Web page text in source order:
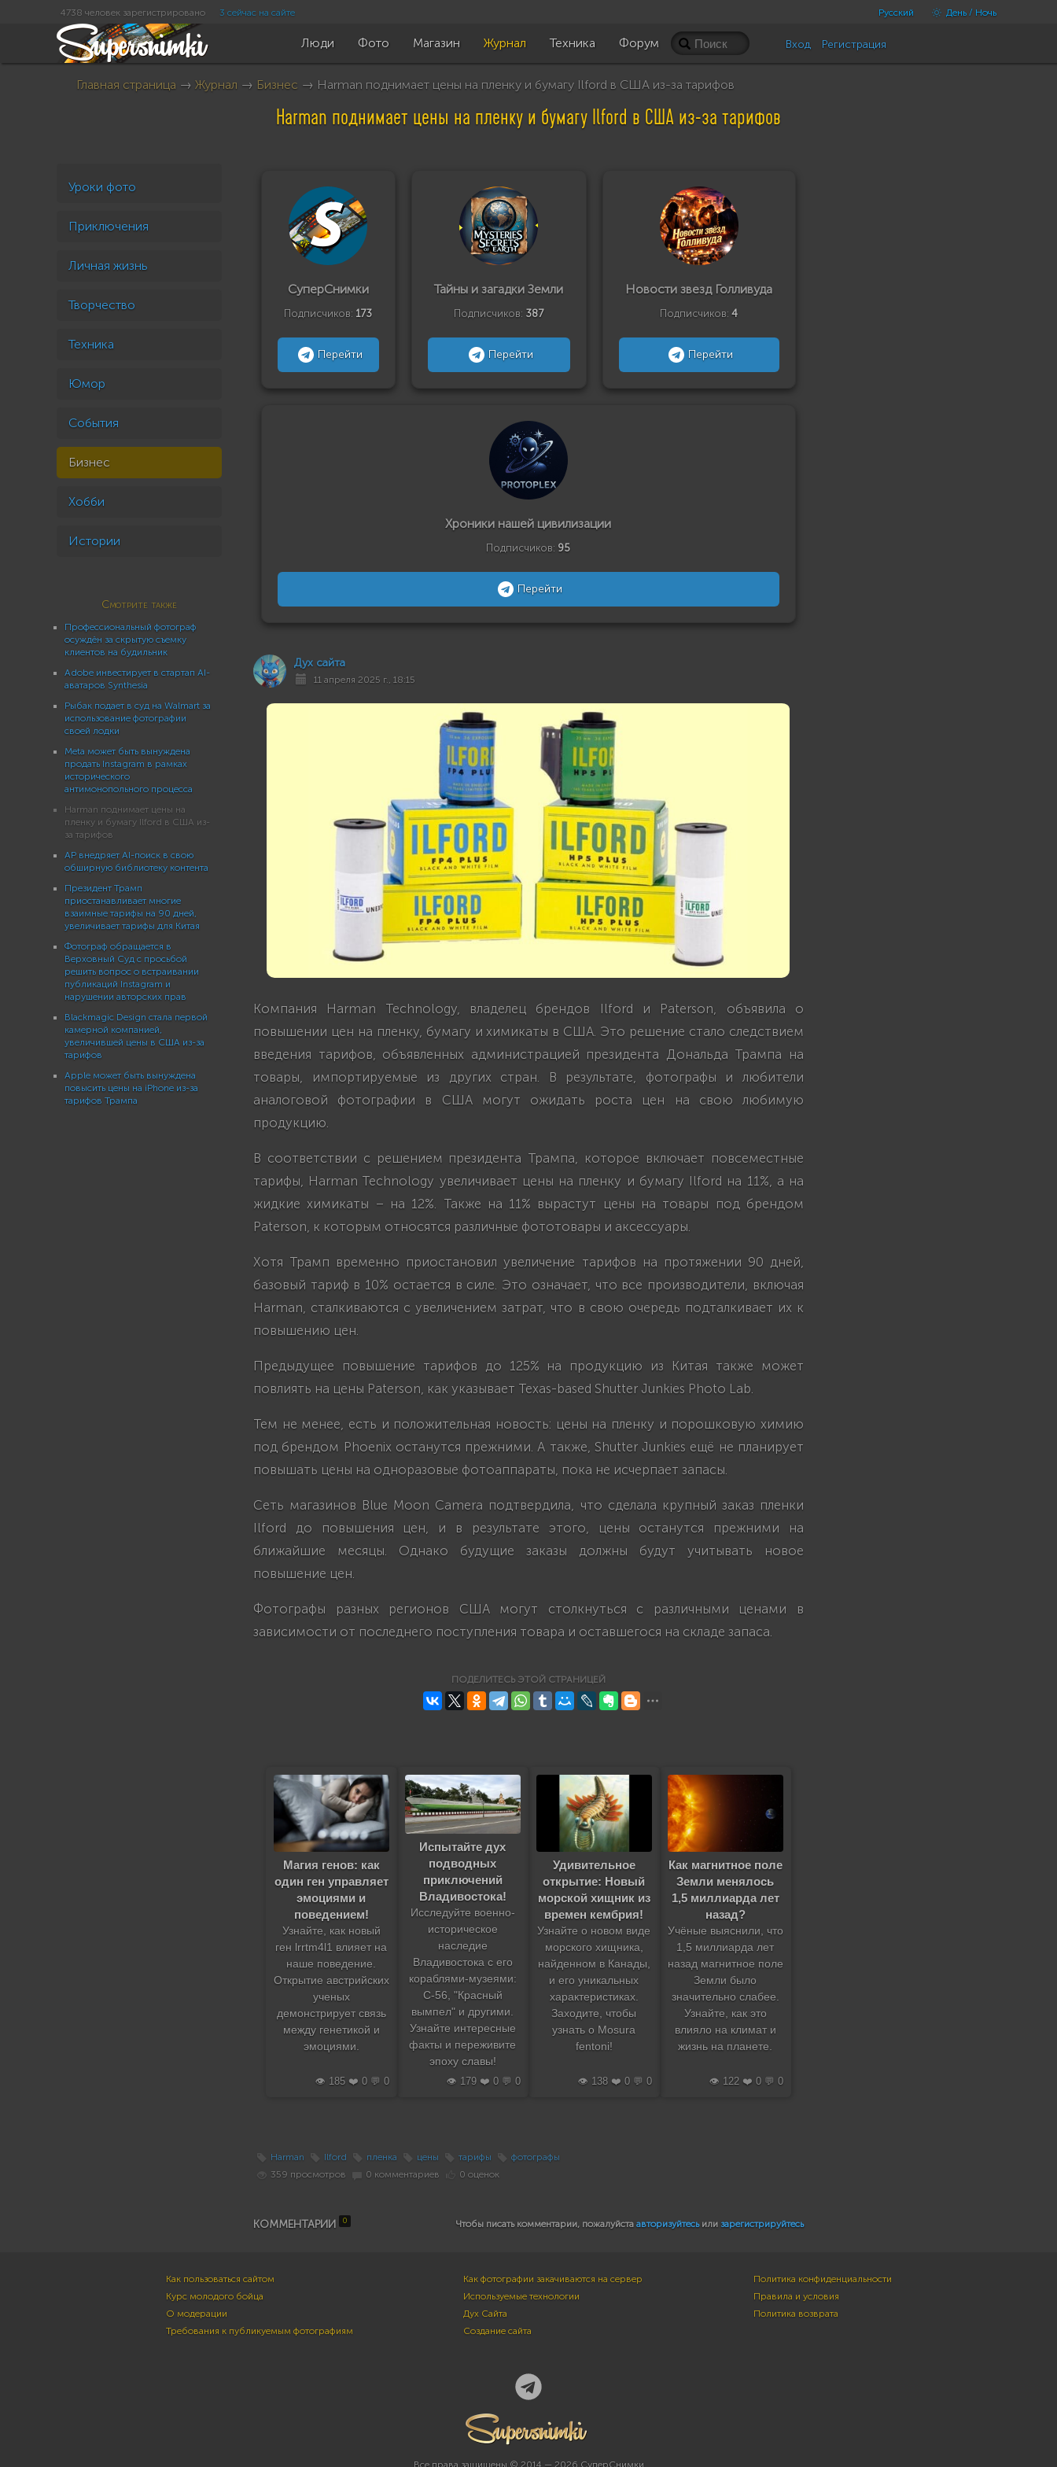
Русский День / Ночь
4738 человек зарегистрировано 3 сейчас на сайте
Люди Фото Магазин Журнал Техника Форум Вход Регистрация
Главная страница → Журнал → Бизнес → Harman поднимает цены на пленку и бумагу Ilford в США из-за тарифов
Harman поднимает цены на пленку и бумагу Ilford в США из-за тарифов
Уроки фото
Приключения
Личная жизнь
Творчество
Техника
Юмор
События
Бизнес
Хобби
Истории
Смотрите также
Профессиональный фотограф
осуждён за скрытую съемку
клиентов на будильник
Adobe инвестирует в стартап AI-
аватаров Synthesia
Рыбак подает в суд на Walmart за
использование фотографии
своей лодки
Meta может быть вынуждена
продать Instagram в рамках
исторического
антимонопольного процесса
Harman поднимает цены на
пленку и бумагу Ilford в США из-
за тарифов
AP внедряет AI-поиск в свою
обширную библиотеку контента
Президент Трамп
приостанавливает многие
взаимные тарифы на 90 дней,
увеличивает тарифы для Китая
Фотограф обращается в
Верховный Суд с просьбой
решить вопрос о встраивании
публикаций Instagram и
нарушении авторских прав
Blackmagic Design стала первой
камерной компанией,
увеличившей цены в США из-за
тарифов
Apple может быть вынуждена
повысить цены на iPhone из-за
тарифов Трампа
СуперСнимки
Подписчиков: 173
Перейти
Тайны и загадки Земли
Подписчиков: 387
Перейти
Новости звезд Голливуда
Подписчиков:4
Перейти
Хроники нашей цивилизации
Подписчиков: 95
Перейти
Дух сайта
11 апреля 2025 г., 18:15
Компания Harman Technology, владелец брендов Ilford и Paterson, объявила о
повышении цен на пленку, бумагу и химикаты в США. Это решение стало следствием
введения тарифов, объявленных администрацией президента Дональда Трампа на
товары, импортируемые из других стран. В результате, фотографы и любители
аналоговой фотографии в США могут ожидать роста цен на свою любимую
продукцию.
В соответствии с решением президента Трампа, которое включает повсеместные
тарифы, Harman Technology увеличивает цены на пленку и бумагу Ilford на 11%, а на
жидкие химикаты – на 12%. Также на 11% вырастут цены на товары под брендом
Paterson, к которым относятся различные фототовары и аксессуары.
Хотя Трамп временно приостановил увеличение тарифов на протяжении 90 дней,
базовый тариф в 10% остается в силе. Это означает, что все производители, включая
Harman, сталкиваются с увеличением затрат, что в свою очередь подталкивает их к
повышению цен.
Предыдущее повышение тарифов до 125% на продукцию из Китая также может
повлиять на цены Paterson, как указывает Texas-based Shutter Junkies Photo Lab.
Тем не менее, есть и положительная новость: цены на пленку и порошковую химию
под брендом Phoenix останутся прежними. А также, Shutter Junkies ещё не планирует
повышать цены на одноразовые фотоаппараты, пока не исчерпает запасы.
Сеть магазинов Blue Moon Camera подтвердила, что сделала крупный заказ пленки
Ilford до повышения цен, и в результате этого, цены останутся прежними на
ближайшие месяцы. Однако будущие заказы должны будут учитывать новое
повышение цен.
Фотографы разных регионов США могут столкнуться с различными ценами в
зависимости от последнего поступления товара и оставшегося на складе запаса.
ПОДЕЛИТЕСЬ ЭТОЙ СТРАНИЦЕЙ
Магия генов: как
один ген управляет
эмоциями и
поведением!
Узнайте, как новый
ген lrrtm4l1 влияет на
наше поведение.
Открытие австрийских
ученых
демонстрирует связь
между генетикой и
эмоциями.
👁️ 185 ❤️ 0 💬 0
Испытайте дух
подводных
приключений
Владивостока!
Исследуйте военно-
историческое
наследие
Владивостока с его
кораблями-музеями:
С-56, "Красный
вымпел" и другими.
Узнайте интересные
факты и переживите
эпоху славы!
👁️ 179 ❤️ 0 💬 0
Удивительное
открытие: Новый
морской хищник из
времен кембрия!
Узнайте о новом виде
морского хищника,
найденном в Канады,
и его уникальных
характеристиках.
Заходите, чтобы
узнать о Mosura
fentoni!
👁️ 138 ❤️ 0 💬 0
Как магнитное поле
Земли менялось
1,5 миллиарда лет
назад?
Учёные выяснили, что
1,5 миллиарда лет
назад магнитное поле
Земли было
значительно слабее.
Узнайте, как это
влияло на климат и
жизнь на планете.
👁️ 122 ❤️ 0 💬 0
Harman Ilford пленка цены тарифы
фотографы
359 просмотров
0 комментариев 0 оценок
КОММЕНТАРИИ 0 Чтобы писать комментарии, пожалуйста авторизуйтесьили зарегистрируйтесь
Как пользоваться сайтом
Курс молодого бойца
О модерации
Требования к публикуемым фотографиям
Как фотографии закачиваются на сервер
Используемые технологии
Дух Сайта
Создание сайта
Политика конфиденциальности
Правила и условия
Политика возврата